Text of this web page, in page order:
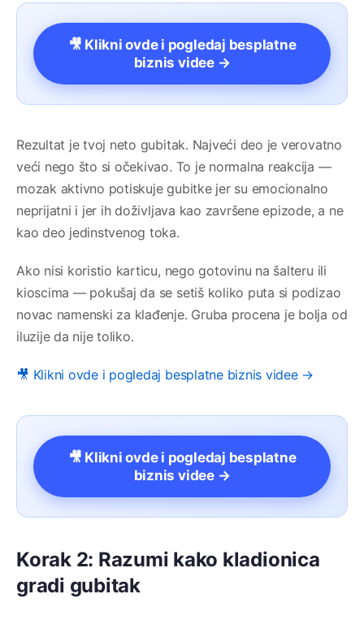
🎥 Klikni ovde i pogledaj besplatne
biznis videe →
Rezultat je tvoj neto gubitak. Najveći deo je verovatno
veći nego što si očekivao. To je normalna reakcija —
mozak aktivno potiskuje gubitke jer su emocionalno
neprijatni i jer ih doživljava kao završene epizode, a ne
kao deo jedinstvenog toka.
Ako nisi koristio karticu, nego gotovinu na šalteru ili
kioscima — pokušaj da se setiš koliko puta si podizao
novac namenski za klađenje. Gruba procena je bolja od
iluzije da nije toliko.
🎥 Klikni ovde i pogledaj besplatne biznis videe →
🎥 Klikni ovde i pogledaj besplatne
biznis videe →
Korak 2: Razumi kako kladionica
gradi gubitak